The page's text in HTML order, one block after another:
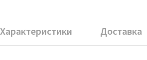
Характеристики Доставка